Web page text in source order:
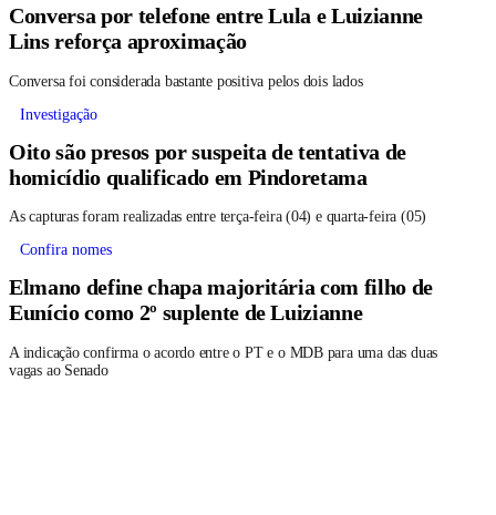
Conversa por telefone entre Lula e Luizianne
Lins reforça aproximação
Conversa foi considerada bastante positiva pelos dois lados
Investigação
Oito são presos por suspeita de tentativa de
homicídio qualificado em Pindoretama
As capturas foram realizadas entre terça-feira (04) e quarta-feira (05)
Confira nomes
Elmano define chapa majoritária com filho de
Eunício como 2º suplente de Luizianne
A indicação confirma o acordo entre o PT e o MDB para uma das duas
vagas ao Senado